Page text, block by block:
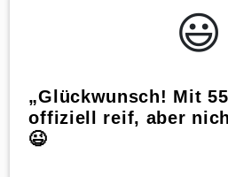
😃️
„Glückwunsch! Mit
offiziell reif, aber
😉